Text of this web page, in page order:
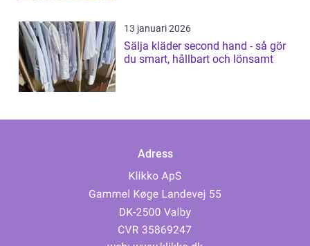
13 januari 2026
Sälja kläder second hand - så gör
du smart, hållbart och lönsamt
Adress